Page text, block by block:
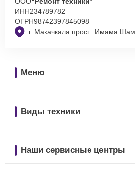
г. Махачкала просп. Имама
ИНН234789782
ОГРН98742397845098
Меню
Виды техники
Наши сервисные центры